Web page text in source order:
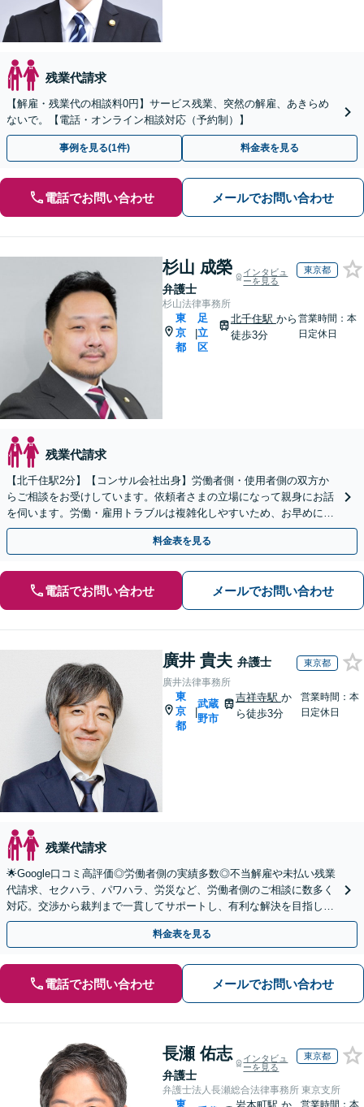
残業代請求
【解雇・残業代の相談料0円】サービス残業、突然の解雇、あきらめ
ないで。【電話・オンライン相談対応（予約制）】
事例を見る(1件) 料金表を見る
電話でお問い合わせ メールでお問い合わせ
杉山 成榮
弁護士
インタビュ
ーを見る
東京都
杉山法律事務所
東
京
都
|
足
立
区
北千住駅 から
徒歩3分
営業時間：本
日定休日
残業代請求
【北千住駅2分】【コンサル会社出身】労働者側・使用者側の双方か
らご相談をお受けしています。依頼者さまの立場になって親身にお話
を伺います。労働・雇用トラブルは複雑化しやすいため、お早めに弁
護士にご相談ください。【WEB面談可】
料金表を見る
電話でお問い合わせ メールでお問い合わせ
廣井 貴夫 弁護士 東京都
廣井法律事務所
東
京
都
|
武蔵
野市
吉祥寺駅か
ら徒歩3分
営業時間：本
日定休日
残業代請求
🌟Google口コミ高評価◎労働者側の実績多数◎不当解雇や未払い残業
代請求、セクハラ、パワハラ、労災など、労働者側のご相談に数多く
対応。交渉から裁判まで一貫してサポートし、有利な解決を目指しま
す。【使用者側も対応】企業法務にも精通。
料金表を見る
電話でお問い合わせ メールでお問い合わせ
長瀬 佑志
弁護士
インタビュ
ーを見る
東京都
弁護士法人長瀬総合法律事務所 東京支所
東
営業時間：本